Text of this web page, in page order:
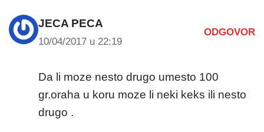
JECA PECA
10/04/2017 u 22:19
ODGOVOR
Da li moze nesto drugo umesto 100
gr.oraha u koru moze li neki keks ili nesto
drugo .